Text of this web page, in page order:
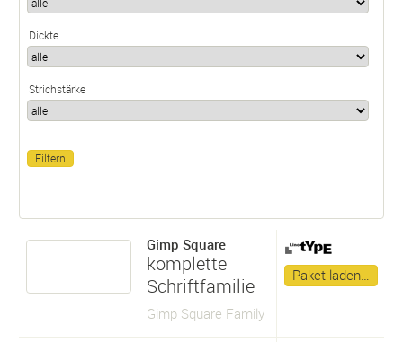
Dickte
Strichstärke
Gimp Square
komplette
Schriftfamilie
Gimp Square Family
Paket laden…